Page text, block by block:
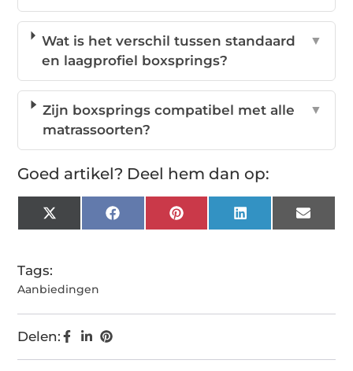
Wat is het verschil tussen standaard
en laagprofiel boxsprings?
▼
Zijn boxsprings compatibel met alle
matrassoorten?
▼
Goed artikel? Deel hem dan op:
X
(Twitter)
FacebookPinterest LinkedIn Email
Tags:
Aanbiedingen
Delen: